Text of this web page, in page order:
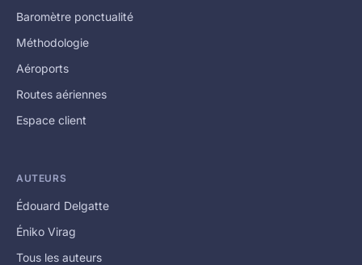
Baromètre ponctualité
Méthodologie
Aéroports
Routes aériennes
Espace client
AUTEURS
Édouard Delgatte
Éniko Virag
Tous les auteurs